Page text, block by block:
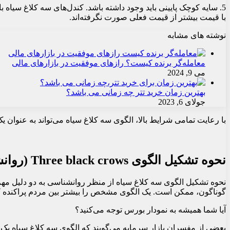
5. سایه کوچک پایینی باید وجود داشته باشد. کندل‌های سه کلاغ
با قیمت بیشتر از قیمت فعلی صورت نگرفته‌اند.
نوشته های مشابه
معامله‌گر برنده کیست؟ رازهای موفقیت در بازارهای مالی
می 9, 2024
بهترین زمان خرید تتر چه زمانی می باشد؟
جولای 6, 2023
با رعایت تمامی شرایط بالا، الگوی سه کلاغ سیاه می‌تواند به
نحوه تشکیل الگوی Three black crows
نحوه تشکیل الگوی سه کلاغ سیاه از منظر روانشناسی به دو دلیل
گوناگون، ممکن است. یک الگوی مشخص را بیشتر بین مردم پراکنده
آیا شما همیشه به نمودار بورس توجه می‌کنید؟
بعضی از مفسران بازار سرمایه می‌گویند که الگوی سه کلاغ